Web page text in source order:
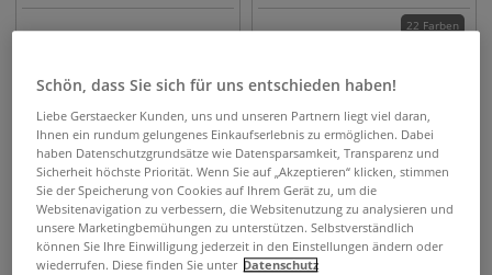
Skizzenbücher
8,67€
22 Farben
Einzelfarben
1,23 €
Schön, dass Sie sich für uns entschieden haben!
Liebe Gerstaecker Kunden, uns und unseren Partnern liegt viel daran,
Ihnen ein rundum gelungenes Einkaufserlebnis zu ermöglichen. Dabei
haben Datenschutzgrundsätze wie Datensparsamkeit, Transparenz und
Sicherheit höchste Priorität. Wenn Sie auf „Akzeptieren“ klicken, stimmen
Sie der Speicherung von Cookies auf Ihrem Gerät zu, um die
Websitenavigation zu verbessern, die Websitenutzung zu analysieren und
unsere Marketingbemühungen zu unterstützen. Selbstverständlich
können Sie Ihre Einwilligung jederzeit in den Einstellungen ändern oder
wiederrufen. Diese finden Sie unter Datenschutz